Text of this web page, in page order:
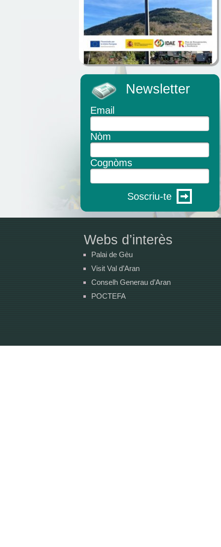
Newsletter
Email
Nòm
Cognòms
Soscriu-te
Webs d’interès
Palai de Gèu
Visit Val d’Aran
Conselh Generau d’Aran
POCTEFA